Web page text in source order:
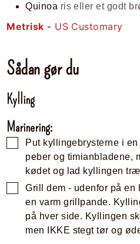
Quinoa ris eller et godt
Metrisk - US Customary
Sådan gør du
Kylling
Marinering:
Put kyllingebrysterne i
peber og timianbladene,
kødet og lad kyllingen
Grill dem - udenfor på
en varm grillpande.
på hver side. Kyllingen
men IKKE stegt tør og